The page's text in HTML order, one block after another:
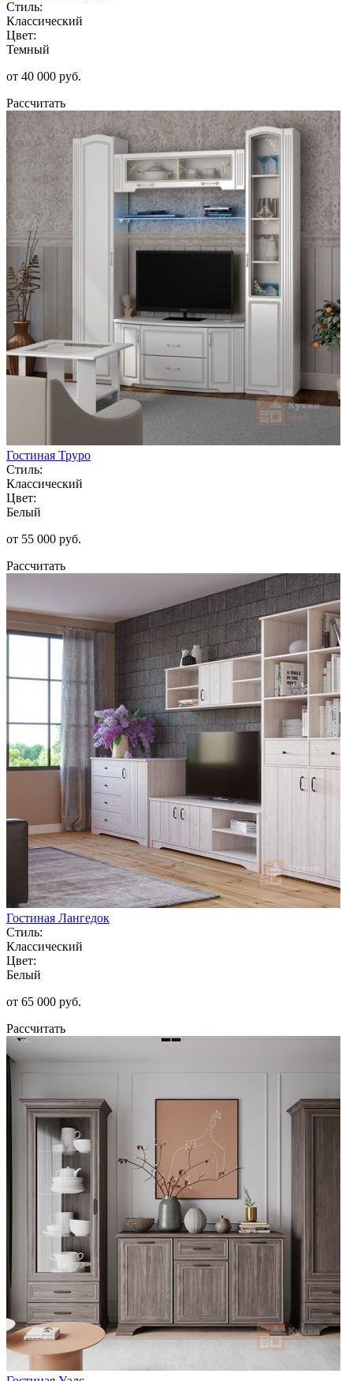
Стиль:
Классический
Цвет:
Темный
от 40 000 руб.
Рассчитать
Гостиная Труро
Стиль:
Классический
Цвет:
Белый
от 55 000 руб.
Рассчитать
Гостиная Лангедок
Стиль:
Классический
Цвет:
Белый
от 65 000 руб.
Рассчитать